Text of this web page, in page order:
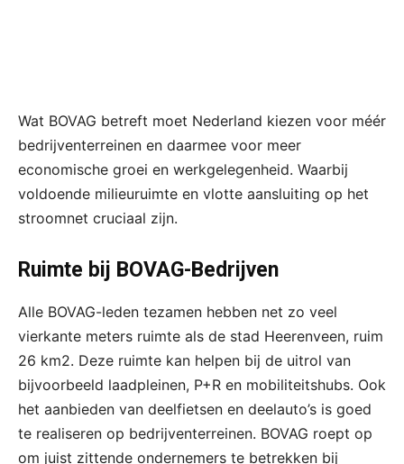
Wat BOVAG betreft moet Nederland kiezen voor méér
bedrijventerreinen en daarmee voor meer
economische groei en werkgelegenheid. Waarbij
voldoende milieuruimte en vlotte aansluiting op het
stroomnet cruciaal zijn.
Ruimte bij BOVAG-Bedrijven
Alle BOVAG-leden tezamen hebben net zo veel
vierkante meters ruimte als de stad Heerenveen, ruim
26 km2. Deze ruimte kan helpen bij de uitrol van
bijvoorbeeld laadpleinen, P+R en mobiliteitshubs. Ook
het aanbieden van deelfietsen en deelauto’s is goed
te realiseren op bedrijventerreinen. BOVAG roept op
om juist zittende ondernemers te betrekken bij